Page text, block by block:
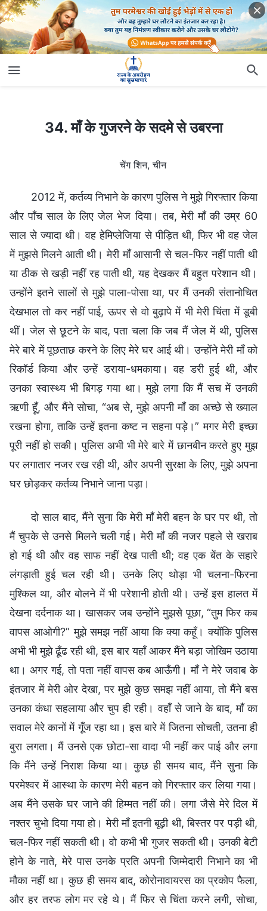
34. माँ के गुजरने के सदमे से उबरना
चेंग शिन, चीन
2012 में, कर्तव्य निभाने के कारण पुलिस ने मुझे गिरफ्तार किया
और पाँच साल के लिए जेल भेज दिया। तब, मेरी माँ की उम्र 60
साल से ज्यादा थी। वह हेमिप्लेजिया से पीड़ित थी, फिर भी वह जेल
में मुझसे मिलने आती थी। मेरी माँ आसानी से चल-फिर नहीं पाती थी
या ठीक से खड़ी नहीं रह पाती थी, यह देखकर मैं बहुत परेशान थी।
उन्होंने इतने सालों से मुझे पाला-पोसा था, पर मैं उनकी संतानोचित
देखभाल तो कर नहीं पाई, ऊपर से वो बुढ़ापे में भी मेरी चिंता में डूबी
थीं। जेल से छूटने के बाद, पता चला कि जब मैं जेल में थी, पुलिस
मेरे बारे में पूछताछ करने के लिए मेरे घर आई थी। उन्होंने मेरी माँ को
रिकॉर्ड किया और उन्हें डराया-धमकाया। वह डरी हुई थी, और
उनका स्वास्थ्य भी बिगड़ गया था। मुझे लगा कि मैं सच में उनकी
ऋणी हूँ, और मैंने सोचा, “अब से, मुझे अपनी माँ का अच्छे से ख्याल
रखना होगा, ताकि उन्हें इतना कष्ट न सहना पड़े।” मगर मेरी इच्छा
पूरी नहीं हो सकी। पुलिस अभी भी मेरे बारे में छानबीन करते हुए मुझ
पर लगातार नजर रख रही थी, और अपनी सुरक्षा के लिए, मुझे अपना
घर छोड़कर कर्तव्य निभाने जाना पड़ा।
दो साल बाद, मैंने सुना कि मेरी माँ मेरी बहन के घर पर थी, तो
मैं चुपके से उनसे मिलने चली गई। मेरी माँ की नजर पहले से खराब
हो गई थी और वह साफ नहीं देख पाती थी; वह एक बेंत के सहारे
लंगड़ाती हुई चल रही थी। उनके लिए थोड़ा भी चलना-फिरना
मुश्किल था, और बोलने में भी परेशानी होती थी। उन्हें इस हालत में
देखना दर्दनाक था। खासकर जब उन्होंने मुझसे पूछा, “तुम फिर कब
वापस आओगी?” मुझे समझ नहीं आया कि क्या कहूँ। क्योंकि पुलिस
अभी भी मुझे ढूँढ रही थी, इस बार यहाँ आकर मैंने बड़ा जोखिम उठाया
था। अगर गई, तो पता नहीं वापस कब आऊँगी। माँ ने मेरे जवाब के
इंतजार में मेरी ओर देखा, पर मुझे कुछ समझ नहीं आया, तो मैंने बस
उनका कंधा सहलाया और चुप ही रही। वहाँ से जाने के बाद, माँ का
सवाल मेरे कानों में गूँज रहा था। इस बारे में जितना सोचती, उतना ही
बुरा लगता। मैं उनसे एक छोटा-सा वादा भी नहीं कर पाई और लगा
कि मैंने उन्हें निराश किया था। कुछ ही समय बाद, मैंने सुना कि
परमेश्वर में आस्था के कारण मेरी बहन को गिरफ्तार कर लिया गया।
अब मैंने उसके घर जाने की हिम्मत नहीं की। लगा जैसे मेरे दिल में
नश्तर चुभो दिया गया हो। मेरी माँ इतनी बूढ़ी थी, बिस्तर पर पड़ी थी,
चल-फिर नहीं सकती थी। वो कभी भी गुजर सकती थी। उनकी बेटी
होने के नाते, मेरे पास उनके प्रति अपनी जिम्मेदारी निभाने का भी
मौका नहीं था। कुछ ही समय बाद, कोरोनावायरस का प्रकोप फैला,
और हर तरफ लोग मर रहे थे। मैं फिर से चिंता करने लगी, सोचा,